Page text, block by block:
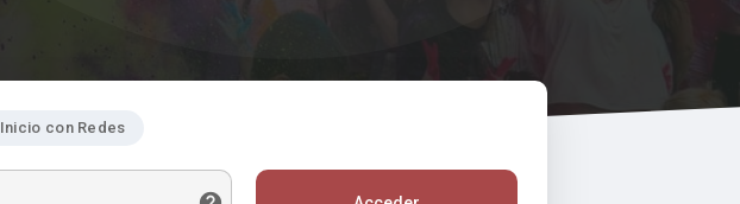
Inicio con Redes